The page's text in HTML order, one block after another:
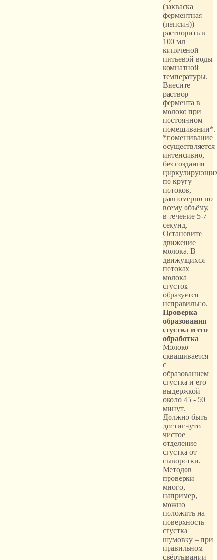
(закваска
ферментная
(пепсин))
растворить в
100 мл
кипяченой
питьевой воды
комнатной
температуры.
Внесите
раствор
фермента в
молоко при
постоянном
помешивании*.
*помешивание
осуществляется
интенсивно,
без создания
по кругу
потоков,
равномерно по
всему объёму,
в течение 5-7
секунд.
Остановите
движение
молока. В
движущихся
потоках
молока
сгусток
образуется
неправильно.
Проверка
образования
сгустка и его
обработка
Молоко
сквашивается
с
образованием
сгустка и его
выдержкой
около 45 - 50
минут.
Должно быть
достигнуто
чистое
отделение
сгустка от
сыворотки.
Методов
проверки
много,
например,
можно
положить на
поверхность
сгустка
шумовку – при
правильном
свёртывании